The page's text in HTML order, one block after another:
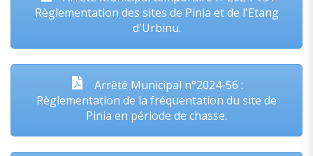
Règlementation des sites de Pinia et de l'Etang
d'Urbinu.
Arrêté Municipal n°2024-56 :
Règlementation de la fréquentation du site de
Pinia en période de chasse.